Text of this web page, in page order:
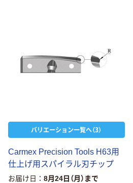
バリエーション一覧へ（3）
Carmex Precision Tool s H63用
仕上げ用 スパイ ラ ル刃チ ッ プ
お届け日 8月24日（月）まで